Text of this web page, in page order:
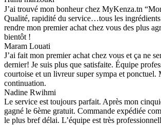
J’ai trouvé mon bonheur chez MyKenza.tn
Qualité, rapidité du service…tous les
rendre mon premier achat chez vous des plus
bientôt !
Maram Louati
J’ai fait mon premier achat chez vous et ça ne
dernier! Je suis plus que satisfaite. Équipe
courtoise et un livreur super sympa et ponctuel.
continuation.
Nadine Rwihmi
Le service est toujours parfait. Après mon
gagné le 6ème gratuit. Commande expédiée
le plus bref délai. L’équipe est très